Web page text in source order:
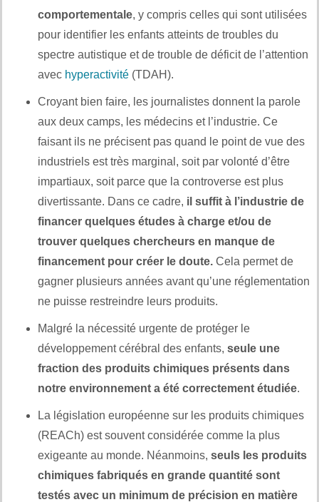
comportementale, y compris celles qui sont utilisées
pour identifier les enfants atteints de troubles du
spectre autistique et de trouble de déficit de l’attention
avec hyperactivité (TDAH).
Croyant bien faire, les journalistes donnent la parole
aux deux camps, les médecins et l’industrie. Ce
faisant ils ne précisent pas quand le point de vue des
industriels est très marginal, soit par volonté d’être
impartiaux, soit parce que la controverse est plus
divertissante. Dans ce cadre, il suffit à l’industrie de
financer quelques études à charge et/ou de
trouver quelques chercheurs en manque de
financement pour créer le doute. Cela permet de
gagner plusieurs années avant qu’une réglementation
ne puisse restreindre leurs produits.
Malgré la nécessité urgente de protéger le
développement cérébral des enfants, seule une
fraction des produits chimiques présents dans
notre environnement a été correctement étudiée.
La législation européenne sur les produits chimiques
(REACh) est souvent considérée comme la plus
exigeante au monde. Néanmoins, seuls les produits
chimiques fabriqués en grande quantité sont
testés avec un minimum de précision en matière